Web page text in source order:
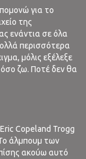
για το
της
ενάντια σε όλα
περισσότερα
μόλις εξέλεξε
ζω. Ποτέ δεν θα
Copeland Trogg
άλμπουμ των
ακούω αυτό